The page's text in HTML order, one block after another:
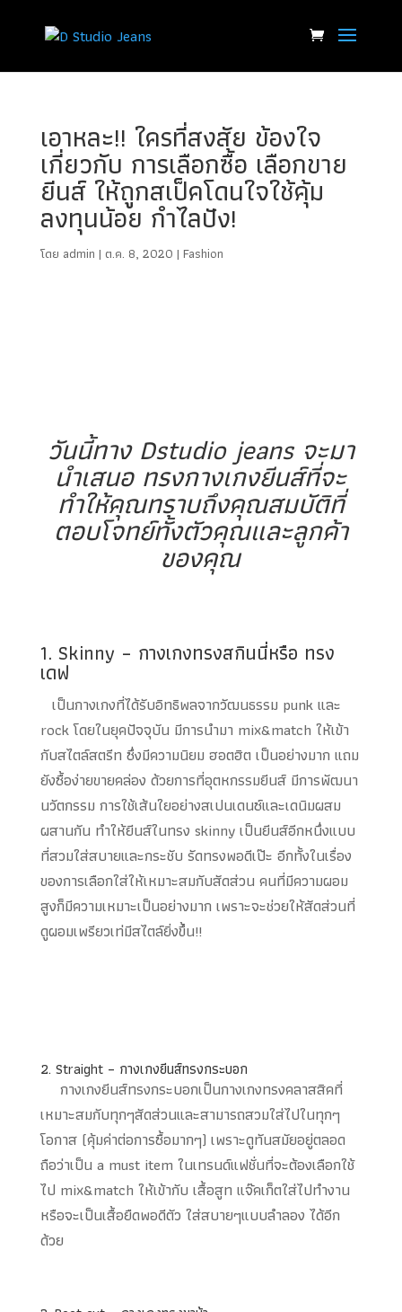
เอาหละ!! ใครที่สงสัย ข้องใจ
เกี่ยวกับ การเลือกซื้อ เลือกขาย
ยีนส์ ให้ถูกสเป็คโดนใจใช้คุ้ม
ลงทุนน้อย กำไลปัง!
โดย admin | ต.ค. 8, 2020 | Fashion
วันนี้ทาง Dstudio jeans จะมา
นำเสนอ ทรงกางเกงยีนส์ที่จะ
ทำให้คุณทราบถึงคุณสมบัติที่
ตอบโจทย์ทั้งตัวคุณและลูกค้า
ของคุณ
1. Skinny – กางเกงทรงสกินนี่หรือ ทรง
เดฟ
เป็นกางเกงที่ได้รับอิทธิพลจากวัฒนธรรม punk และ
rock โดยในยุคปัจจุบัน มีการนำมา mix&match ให้เข้า
กับสไตล์สตรีท ซึ่งมีความนิยม ฮอตฮิต เป็นอย่างมาก แถม
ยังซื้อง่ายขายคล่อง ด้วยการที่อุตหกรรมยีนส์ มีการพัฒนา
นวัตกรรม การใช้เส้นใยอย่างสเปนเดนซ์และเดนิมผสม
ผสานกัน ทำให้ยีนส์ในทรง skinny เป็นยีนส์อีกหนึ่งแบบ
ที่สวมใส่สบายและกระชับ รัดทรงพอดีเป๊ะ อีกทั้งในเรื่อง
ของการเลือกใส่ให้เหมาะสมกับสัดส่วน คนที่มีความผอม
สูงก็มีความเหมาะเป็นอย่างมาก เพราะจะช่วยให้สัดส่วนที่
ดูผอมเพรียวเท่มีสไตล์ยิ่งขึ้น!!
2. Straight – กางเกงยีนส์ทรงกระบอก
กางเกงยีนส์ทรงกระบอกเป็นกางเกงทรงคลาสสิคที่
เหมาะสมกับทุกๆสัดส่วนและสามารถสวมใส่ไปในทุกๆ
โอกาส (คุ้มค่าต่อการซื้อมากๆ) เพราะดูทันสมัยอยู่ตลอด
ถือว่าเป็น a must item ในเทรนด์แฟชั่นที่จะต้องเลือกใช้
ไป mix&match ให้เข้ากับ เสื้อสูท แจ๊คเก็ตใส่ไปทำงาน
หรือจะเป็นเสื้อยืดพอดีตัว ใส่สบายๆแบบลำลอง ได้อีก
ด้วย